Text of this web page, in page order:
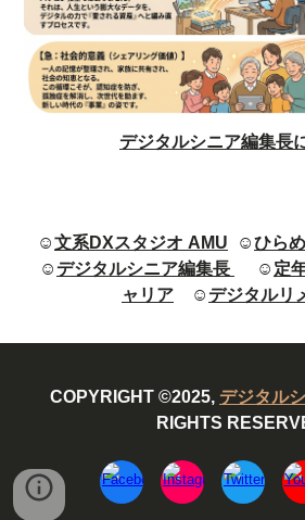
デジタルシニア編集長
☺文系DXスタジオ AMU ☺ひら
☺ デジタルシニア編集長 ☺ 定
ャリア
☺ デジタルリ
COPYRIGHT ©2025, デジタル
RIGHTS